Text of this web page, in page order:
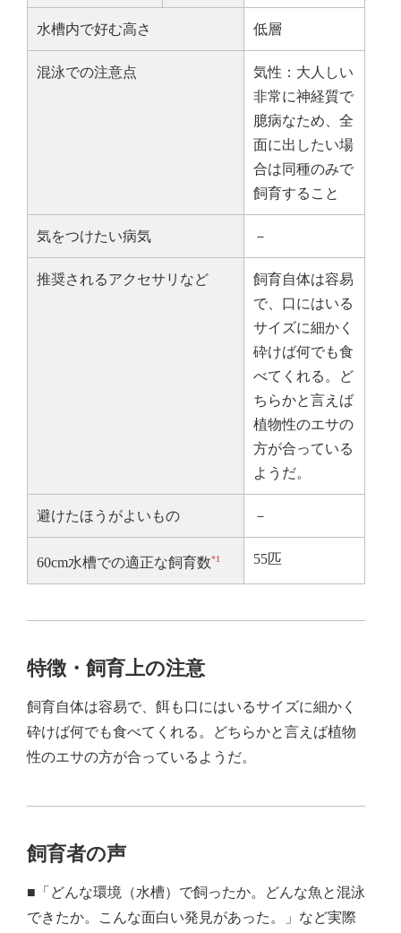
水槽内で好む高さ 低層
混泳での注意点
気性：大人しい
非常に神経質で
臆病なため、全
面に出したい場
合は同種のみで
飼育すること
気をつけたい病気 －
推奨されるアクセサリなど
飼育自体は容易
で、口にはいる
サイズに細かく
砕けば何でも食
べてくれる。ど
ちらかと言えば
植物性のエサの
方が合っている
ようだ。
避けたほうがよいもの －
60cm水槽での適正な飼育数*1 55匹
特徴・飼育上の注意
飼育自体は容易で、餌も口にはいるサイズに細かく
砕けば何でも食べてくれる。どちらかと言えば植物
性のエサの方が合っているようだ。
飼育者の声
■「どんな環境（水槽）で飼ったか。どんな魚と混泳
できたか。こんな面白い発見があった。」など実際